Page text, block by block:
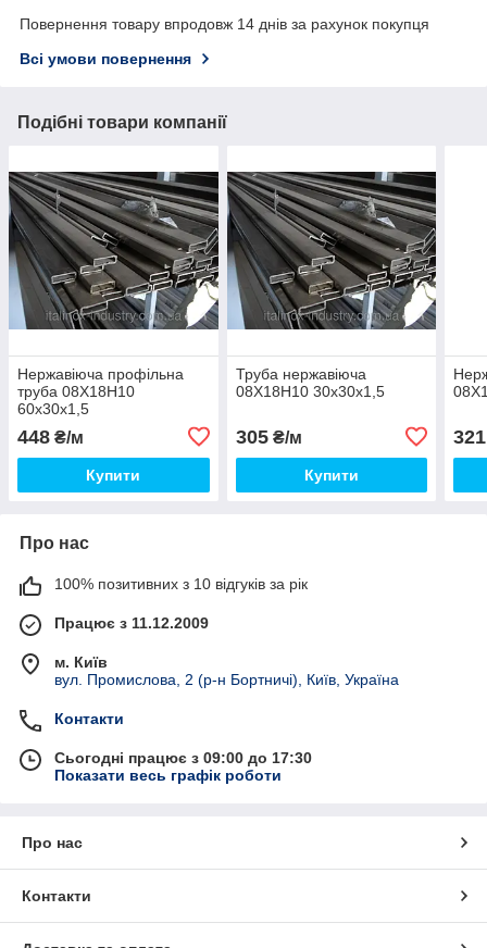
Повернення товару впродовж 14 днів за рахунок покупця
Всі умови повернення
Подібні товари компанії
Нержавіюча профільна
труба 08Х18Н10
60х30х1,5
448 ₴/м
Купити
Труба нержавіюча
08Х18Н10 30х30х1,5
305₴/м
Купити
321
Про нас
100% позитивних з 10 відгуків за рік
Працює з 11.12.2009
м. Київ
вул. Промислова, 2 (р-н Бортничі), Київ, Україна
Контакти
Сьогодні працює з 09:00 до 17:30
Показати весь графік роботи
Про нас
Контакти